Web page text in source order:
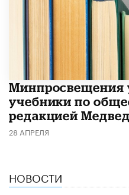
Минпросвещения
учебники по
редакцией
28 АПРЕЛЯ
НОВОСТИ